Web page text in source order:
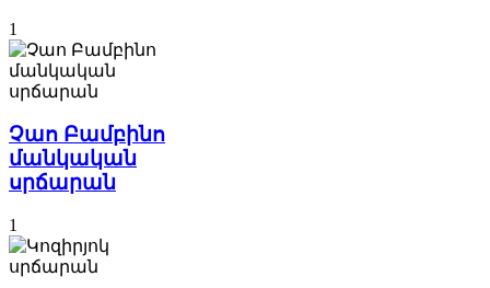
1
Չաո Բամբինո
մանկական
սրճարան
1